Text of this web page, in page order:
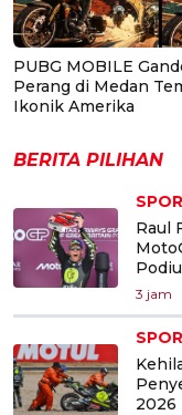
PUBG MOBILE
Perang di Medan
Ikonik Amerika
BERITA PILIHAN
Raul
3 jam
2026